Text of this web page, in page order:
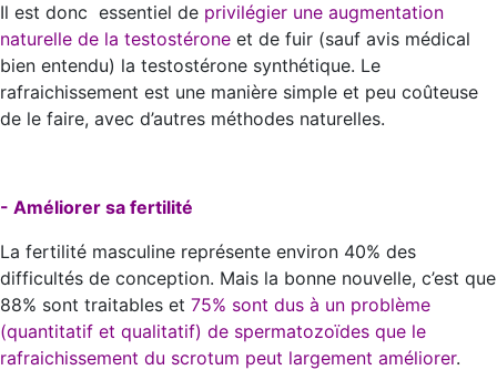
Il est donc essentiel de privilégier une augmentation
naturelle de la testostérone et de fuir (sauf avis médical
bien entendu) la testostérone synthétique. Le
rafraichissement est une manière simple et peu coûteuse
de le faire, avec d’autres méthodes naturelles.
- Améliorer sa fertilité
La fertilité masculine représente environ 40% des
difficultés de conception. Mais la bonne nouvelle, c’est que
88% sont traitables et 75% sont dus à un problème
(quantitatif et qualitatif) de spermatozoïdes que le
rafraichissement du scrotum peut largement améliorer.